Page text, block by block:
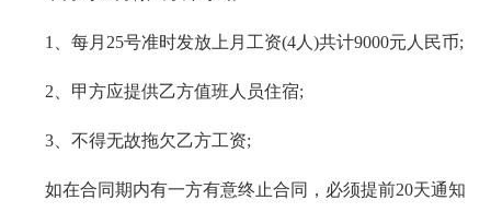
1、每月25号准时发放上月工资(4人)共计9000元人民币;
2、甲方应提供乙方值班人员住宿;
3、不得无故拖欠乙方工资;
如在合同期内有一方有意终止合同，必须提前20天通知